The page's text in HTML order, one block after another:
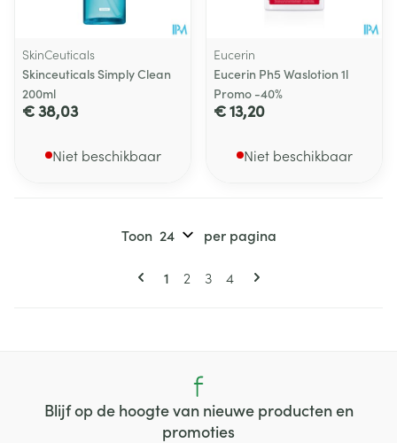
SkinCeuticals
Skinceuticals Simply Clean
200ml
€ 38,03
Niet beschikbaar
Eucerin
Eucerin Ph5 Waslotion 1l
Promo -40%
€ 13,20
Niet beschikbaar
Pagina's
U lees momenteel pagina
1 Pagina
2 Pagina
3 Pagina
4
Toon per pagina
Blijf op de hoogte van nieuwe producten en
promoties